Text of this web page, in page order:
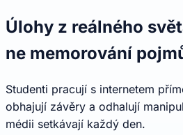
Úlohy z reálného
ne memorování
Studenti pracují s internetem
obhajují závěry a odhalují
médii setkávají každý den.